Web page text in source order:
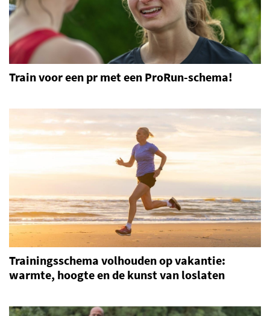
Train voor een pr met een ProRun-schema!
Trainingsschema volhouden op vakantie:
warmte, hoogte en de kunst van loslaten